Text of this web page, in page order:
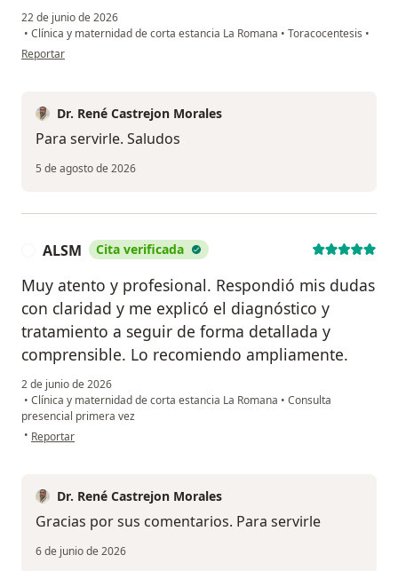
22 de junio de 2026
• Clínica y maternidad de corta estancia La Romana • Toracocentesis •
en opinión del usuario YOLANDA MORENO HERNANDEZ
Reportar
Dr. René Castrejon Morales
Para servirle. Saludos
5 de agosto de 2026
ALSM Cita verificada
Muy atento y profesional. Respondió mis dudas
con claridad y me explicó el diagnóstico y
tratamiento a seguir de forma detallada y
comprensible. Lo recomiendo ampliamente.
2 de junio de 2026
• Clínica y maternidad de corta estancia La Romana • Consulta
presencial primera vez
• en opinión del usuario ALSM
Reportar
Dr. René Castrejon Morales
Gracias por sus comentarios. Para servirle
6 de junio de 2026